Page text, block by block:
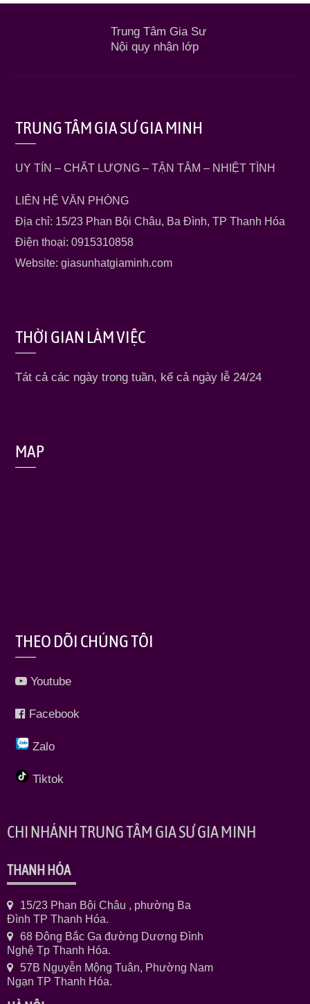
Trung Tâm Gia Sư
Nội quy nhận lớp
TRUNG TÂM GIA SƯ GIA MINH
UY TÍN – CHẤT LƯỢNG – TẬN TÂM – NHIỆT TÌNH
LIÊN HỆ VĂN PHÒNG
Địa chỉ: 15/23 Phan Bội Châu, Ba Đình, TP Thanh Hóa
Điện thoại: 0915310858
Website: giasunhatgiaminh.com
THỜI GIAN LÀM VIỆC
Tát cả các ngày trong tuần, kể cả ngày lễ 24/24
MAP
THEO DÕI CHÚNG TÔI
Youtube
Facebook
Zalo
Tiktok
CHI NHÁNH TRUNG TÂM GIA SƯ GIA MINH
THANH HÓA
15/23 Phan Bội Châu , phường Ba
Đình TP Thanh Hóa.
68 Đông Bắc Ga đường Dương Đình
Nghệ Tp Thanh Hóa.
57B Nguyễn Mộng Tuân, Phường Nam
Ngạn TP Thanh Hóa.